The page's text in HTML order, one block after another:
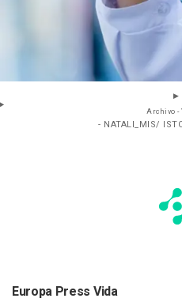
Archivo -
- NATALI_MIS/
Europa Press Vida